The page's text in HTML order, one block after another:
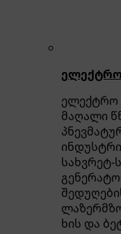
ელექტრო
ელექტრო
მაღალი
სახვრეტ-
ხის და